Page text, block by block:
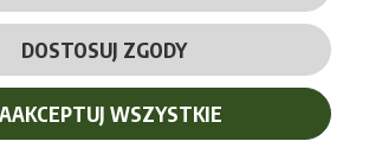
Bio Herbs| Wszelkie prawa zastrzeżone
PEŁNĄ WERSJĘ STRONY
DOSTOSUJ ZGODY
WSZYSTKIE